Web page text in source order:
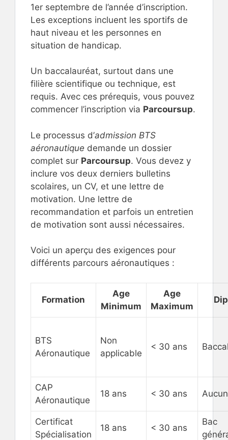
1er septembre de l’année d’inscription.
Les exceptions incluent les sportifs de
haut niveau et les personnes en
situation de handicap.
Un baccalauréat, surtout dans une
filière scientifique ou technique, est
requis. Avec ces prérequis, vous pouvez
commencer l’inscription via Parcoursup.
Le processus d’admission BTS
aéronautique demande un dossier
complet sur Parcoursup. Vous devez y
inclure vos deux derniers bulletins
scolaires, un CV, et une lettre de
motivation. Une lettre de
recommandation et parfois un entretien
de motivation sont aussi nécessaires.
Voici un aperçu des exigences pour
différents parcours aéronautiques :
Formation
Age
Minimum
Age
Maximum
BTS
Aéronautique
Non
applicable
< 30 ans
CAP
Aéronautique
18 ans < 30 ans Aucun
Certificat
Spécialisation
18 ans < 30 ans
Bac